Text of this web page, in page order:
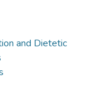
and Dietetic